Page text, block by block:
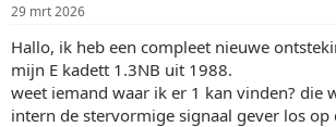
a
r
t
e
r
u
m
29 mrt 2026
Hallo, ik heb een compleet nieuwe
mijn E kadett 1.3NB uit 1988.
weet iemand waar ik er 1 kan vinden? die
intern de stervormige signaal gever los op